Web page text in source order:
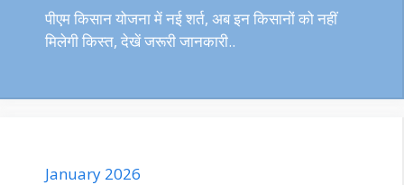
पीएम किसान योजना में नई शर्त, अब इन किसानों को नहीं
मिलेगी किस्त, देखें जरूरी जानकारी..
January 2026